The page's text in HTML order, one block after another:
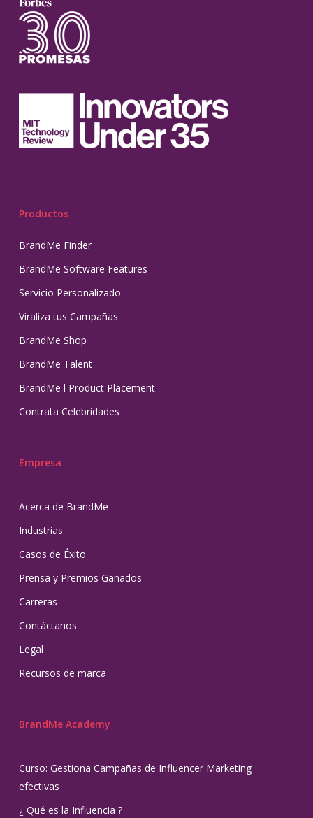
Productos
BrandMe Finder
BrandMe Software Features
Servicio Personalizado
Viraliza tus Campañas
BrandMe Shop
BrandMe Talent
BrandMe l Product Placement
Contrata Celebridades
Empresa
Acerca de BrandMe
Industrias
Casos de Éxito
Prensa y Premios Ganados
Carreras
Contáctanos
Legal
Recursos de marca
BrandMe Academy
Curso: Gestiona Campañas de Influencer Marketing
efectivas
¿ Qué es la Influencia ?